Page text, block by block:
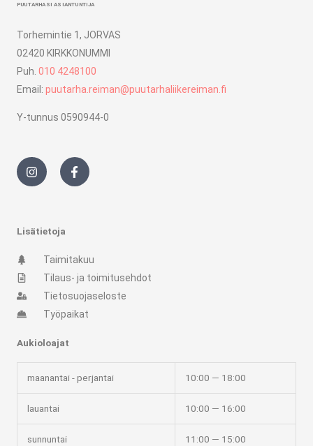
PUUTARHASI ASIANTUNTIJA
Torhemintie 1, JORVAS
02420 KIRKKONUMMI
Puh. 010 4248100
Email: puutarha.reiman@puutarhaliikereiman.fi
Y-tunnus 0590944-0
I
n
s
t
r
a
F
a
c
e
f
Lisätietoja
Taimitakuu
Tilaus- ja toimitusehdot
Tietosuojaseloste
Työpaikat
Aukioloajat
maanantai - perjantai 10:00 — 18:00
lauantai 10:00 — 16:00
sunnuntai 11:00 — 15:00